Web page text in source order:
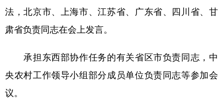
法，北京市、上海市、江苏省、广东省、四川省、甘
肃省负责同志在会上发言。
承担东西部协作任务的有关省区市负责同志，中
央农村工作领导小组部分成员单位负责同志等参加会
议。